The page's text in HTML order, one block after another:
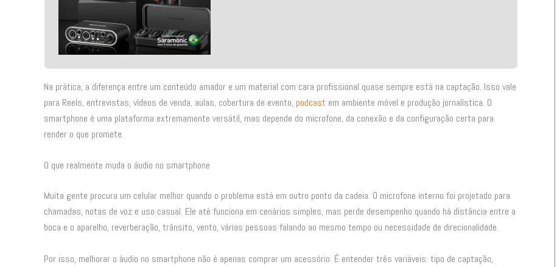
Na prática, a diferença entre um conteúdo amador e um material com cara profissional quase sempre está na captação. Isso vale
para Reels, entrevistas, vídeos de venda, aulas, cobertura de evento, podcast em ambiente móvel e produção jornalística. O
smartphone é uma plataforma extremamente versátil, mas depende do microfone, da conexão e da configuração certa para
render o que promete.
O que realmente muda o áudio no smartphone
Muita gente procura um celular melhor quando o problema está em outro ponto da cadeia. O microfone interno foi projetado para
chamadas, notas de voz e uso casual. Ele até funciona em cenários simples, mas perde desempenho quando há distância entre a
boca e o aparelho, reverberação, trânsito, vento, várias pessoas falando ao mesmo tempo ou necessidade de direcionalidade.
Por isso, melhorar o áudio no smartphone não é apenas comprar um acessório. É entender três variáveis: tipo de captação,